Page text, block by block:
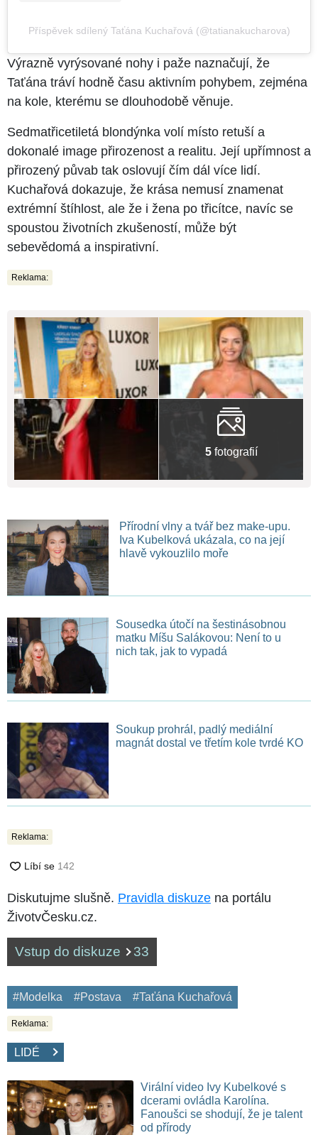
Příspěvek sdílený Taťána Kuchařová (@tatianakucharova)
Výrazně vyrýsované nohy i paže naznačují, že
Taťána tráví hodně času aktivním pohybem, zejména
na kole, kterému se dlouhodobě věnuje.
Sedmatřicetiletá blondýnka volí místo retuší a
dokonalé image přirozenost a realitu. Její upřímnost a
přirozený půvab tak oslovují čím dál více lidí.
Kuchařová dokazuje, že krása nemusí znamenat
extrémní štíhlost, ale že i žena po třicítce, navíc se
spoustou životních zkušeností, může být
sebevědomá a inspirativní.
Reklama:
5fotografií
Přírodní vlny a tvář bez make-upu.
Iva Kubelková ukázala, co na její
hlavě vykouzlilo moře
Sousedka útočí na šestinásobnou
matku Míšu Salákovou: Není to u
nich tak, jak to vypadá
Soukup prohrál, padlý mediální
magnát dostal ve třetím kole tvrdé KO
Reklama:
Diskutujme slušně. Pravidla diskuze na portálu
ŽivotvČesku.cz.
Vstup do diskuze 33
#Modelka #Postava #Taťána Kuchařová
Reklama:
LIDÉ
Virální video Ivy Kubelkové s
dcerami ovládla Karolína.
Fanoušci se shodují, že je talent
od přírody